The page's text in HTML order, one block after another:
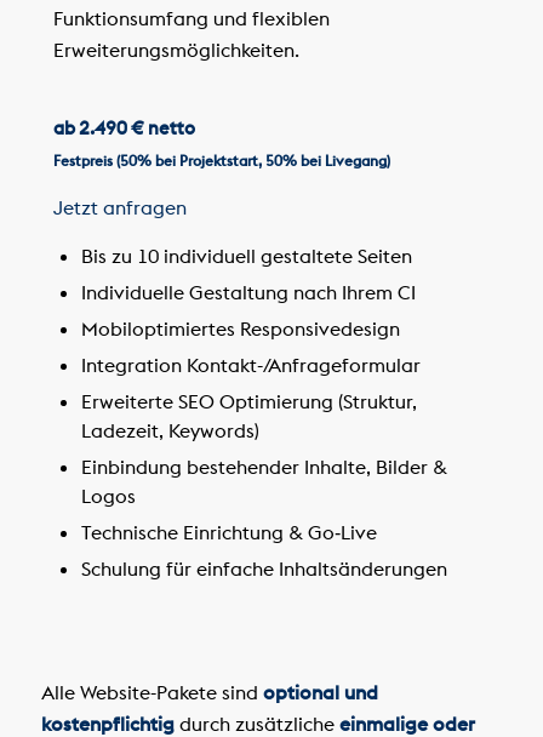
Funktionsumfang und flexiblen
Erweiterungsmöglichkeiten.
ab 2.490 € netto
Festpreis (50% bei Projektstart, 50% bei Livegang)
Jetzt anfragen
Bis zu 10 individuell gestaltete Seiten
Individuelle Gestaltung nach Ihrem CI
Mobiloptimiertes Responsivedesign
Integration Kontakt-/Anfrageformular
Erweiterte SEO Optimierung (Struktur,
Ladezeit, Keywords)
Einbindung bestehender Inhalte, Bilder &
Logos
Technische Einrichtung & Go‑Live
Schulung für einfache Inhaltsänderungen
Alle Website-Pakete sind optional und
kostenpflichtigdurch zusätzliche einmalige oder